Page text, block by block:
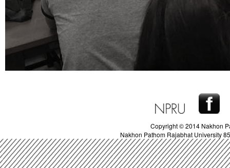
Copyright © 2014 Nakhon
Nakhon Pathom Rajabhat University